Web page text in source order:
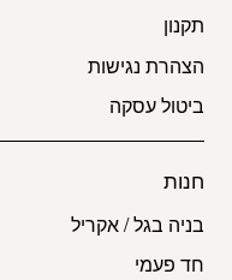
תקנון
הצהרת נגישות
ביטול עסקה
חנות
בניה בגל / אקריל
חד פעמי